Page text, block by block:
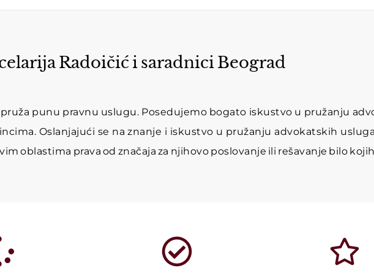
Radoičić i saradnici Beograd
punu pravnu uslugu. Posedujemo bogato iskustvo u pružanju
Oslanjajući se na znanje i iskustvo u pružanju advokatskih
oblastima prava od značaja za njihovo poslovanje ili rešavanje bilo